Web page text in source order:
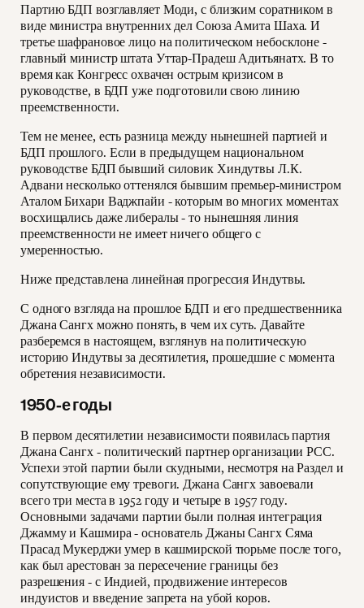
Партию БДП возглавляет Моди, с близким соратником в
виде министра внутренних дел Союза Амита Шаха. И
третье шафрановое лицо на политическом небосклоне -
главный министр штата Уттар-Прадеш Адитьянатх. В то
время как Конгресс охвачен острым кризисом в
руководстве, в БДП уже подготовили свою линию
преемственности.
Тем не менее, есть разница между нынешней партией и
БДП прошлого. Если в предыдущем национальном
руководстве БДП бывший силовик Хиндутвы Л.К.
Адвани несколько оттенялся бывшим премьер-министром
Аталом Бихари Ваджпайи - которым во многих моментах
восхищались даже либералы - то нынешняя линия
преемственности не имеет ничего общего с
умеренностью.
Ниже представлена линейная прогрессия Индутвы.
С одного взгляда на прошлое БДП и его предшественника
Джана Сангх можно понять, в чем их суть. Давайте
разберемся в настоящем, взглянув на политическую
историю Индутвы за десятилетия, прошедшие с момента
обретения независимости.
1950-е годы
В первом десятилетии независимости появилась партия
Джана Сангх - политический партнер организации РСС.
Успехи этой партии были скудными, несмотря на Раздел и
сопутствующие ему тревоги. Джана Сангх завоевали
всего три места в 1952 году и четыре в 1957 году.
Основными задачами партии были полная интеграция
Джамму и Кашмира - основатель Джаны Сангх Сяма
Прасад Мукерджи умер в кашмирской тюрьме после того,
как был арестован за пересечение границы без
разрешения - с Индией, продвижение интересов
индуистов и введение запрета на убой коров.